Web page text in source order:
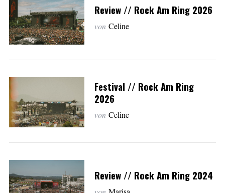
Review // Rock Am Ring 2026
von Celine
Festival // Rock Am Ring
2026
von Celine
Review // Rock Am Ring 2024